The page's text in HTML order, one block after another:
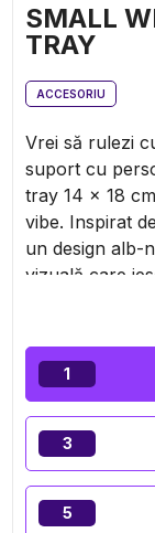
SMALL
TRAY
ACCESORIU
Vrei să rulezi
suport cu
tray 14 x 18
vibe. Inspirat
un design alb-
vizuală care
Compact,
genul de
Minimalist,
neobservat.
1
3
5